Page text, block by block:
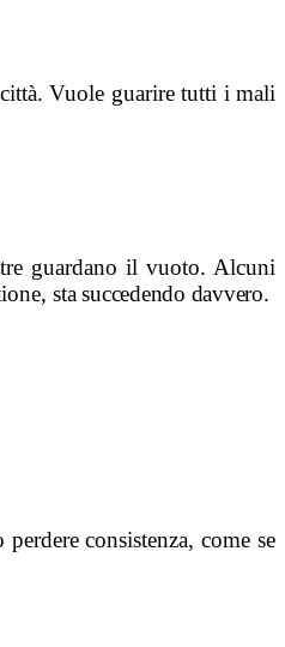
Vuole guarire tutti i mali
guardano il vuoto. Alcuni
sta succedendo davvero.
consistenza, come se